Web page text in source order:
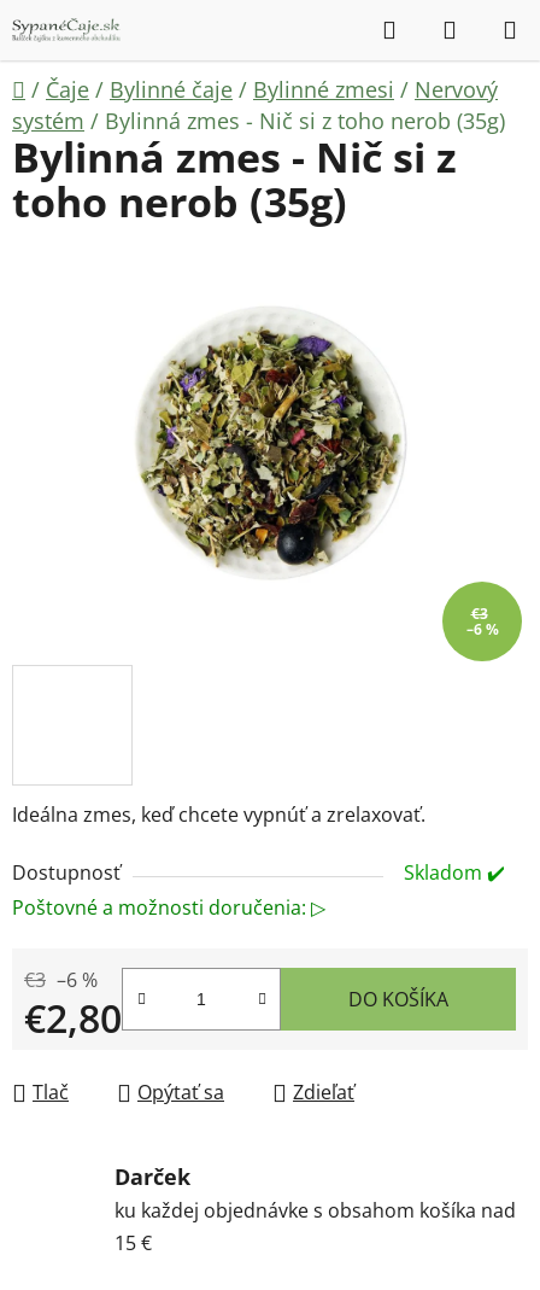
na
obsah
Hľadať
KOŠÍK
Domov
/ Čaje / Bylinné čaje / Bylinné zmesi / Nervový
systém / Bylinná zmes - Nič si z toho nerob (35g)
Ideálna zmes, keď chcete vypnúť a zrelaxovať.
Dostupnosť
Skladom ✔️
Poštovné a možnosti doručenia: ▷
€3 –6 %
€2,80 DO KOŠÍKA
Tlač Opýtať sa Zdieľať
Bylinná zmes - Nič si z
toho nerob (35g)
€3
–6 %
Darček
ku každej objednávke s obsahom košíka nad
15 €